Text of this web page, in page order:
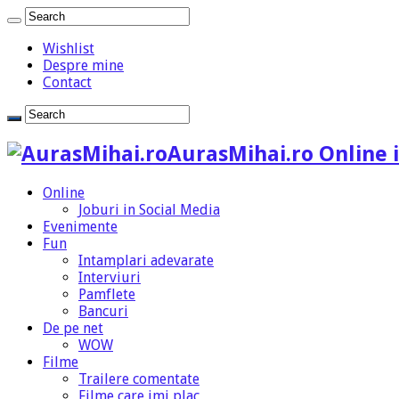
Wishlist
Despre mine
Contact
AurasMihai.ro Online
Online
Joburi in Social Media
Evenimente
Fun
Intamplari adevarate
Interviuri
Pamflete
Bancuri
De pe net
WOW
Filme
Trailere comentate